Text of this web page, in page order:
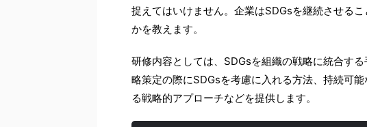
捉えてはいけません。企業はSDGsを継続させる
かを教えます。
研修内容としては、SDGsを組織の戦略に統合す
略策定の際にSDGsを考慮に入れる方法、持続可
る戦略的アプローチなどを提供します。